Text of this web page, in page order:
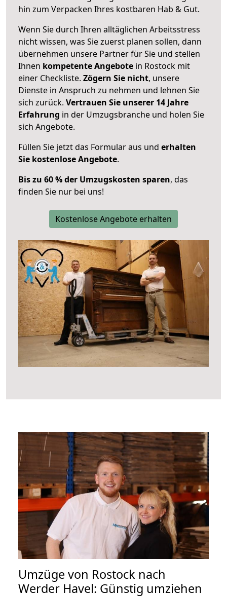
hin zum Verpacken Ihres kostbaren Hab & Gut.
Wenn Sie durch Ihren alltäglichen Arbeitsstress
nicht wissen, was Sie zuerst planen sollen, dann
übernehmen unsere Partner für Sie und stellen
Ihnen kompetente Angebote in Rostock mit
einer Checkliste. Zögern Sie nicht, unsere
Dienste in Anspruch zu nehmen und lehnen Sie
sich zurück. Vertrauen Sie unserer 14 Jahre
Erfahrung in der Umzugsbranche und holen Sie
sich Angebote.
Füllen Sie jetzt das Formular aus und erhalten
Sie kostenlose Angebote.
Bis zu 60 % der Umzugskosten sparen, das
finden Sie nur bei uns!
Kostenlose Angebote erhalten
Umzüge von Rostock nach
Werder Havel: Günstig umziehen